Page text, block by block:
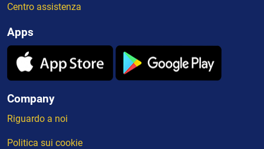
Centro assistenza
Apps
Company
Riguardo a noi
Politica sui cookie